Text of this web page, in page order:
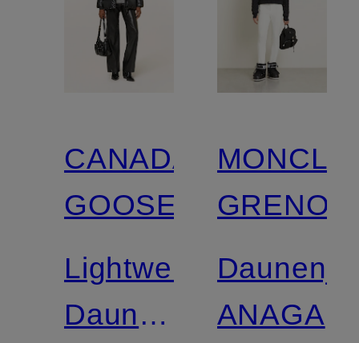
CANADA
GOOSE
Lightweight-
DaunenjackeANAGA